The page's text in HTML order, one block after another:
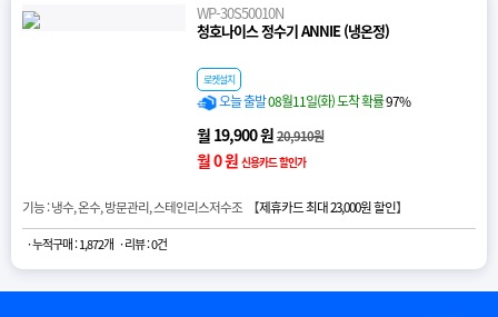
WP-30S50010N
청호나이스 정수기 ANNIE (냉온정)
로켓설치
오늘 출발08월11일(화) 도착 확률97%
월 19,900 원20,910원
월 0 원 신용카드 할인가
기능 : 냉수, 온수, 방문관리, 스테인리스저수조 【제휴카드 최대 23,000원 할인】
· 누적구매 : 1,872개 · 리뷰 : 0건